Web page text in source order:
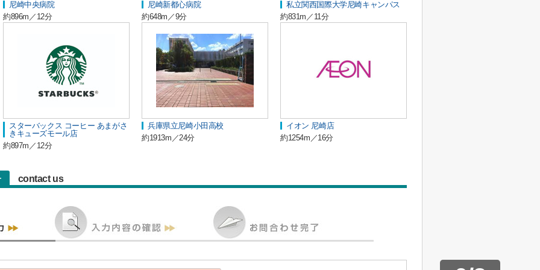
尼崎中央病院
約896m／12分
尼崎新都心病院
約648m／9分
私立関西国際大学尼崎キャンパス
約831m／11分
スターバックス コーヒー あまがさ
きキューズモール店
約897m／12分
兵庫県立尼崎小田高校
約1913m／24分
イオン 尼崎店
約1254m／16分
contact us